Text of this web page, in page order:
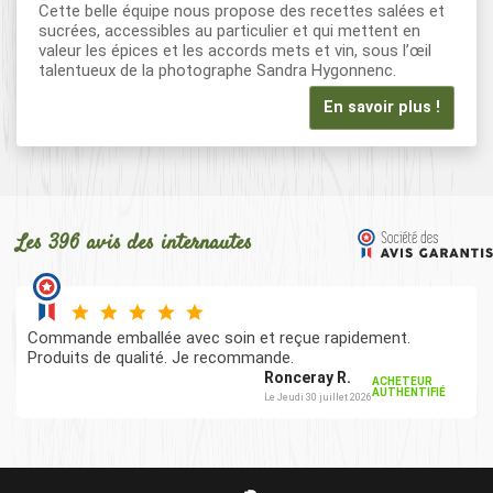
Cette belle équipe nous propose des recettes salées et
sucrées, accessibles au particulier et qui mettent en
valeur les épices et les accords mets et vin, sous l’œil
talentueux de la photographe Sandra Hygonnenc.
En savoir plus !
Les 396 avis des internautes
Commande emballée avec soin et reçue rapidement.
Produits de qualité. Je recommande.
Ronceray R.
Le Jeudi 30 juillet 2026
ACHETEUR
AUTHENTIFIÉ